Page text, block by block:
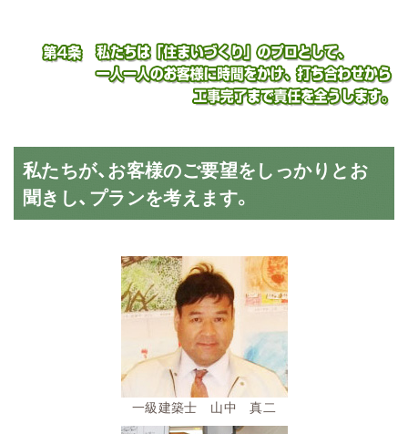
私たちが、お客様のご要望をしっかりとお
聞きし、プランを考えます。
一級建築士 山中 真二